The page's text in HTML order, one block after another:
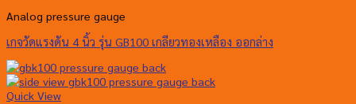
Analog pressure gauge
เกจวัดแรงดัน 4 นิ้ว รุ่น GB100 เกลียวทองเหลือง ออกล่าง
Quick View